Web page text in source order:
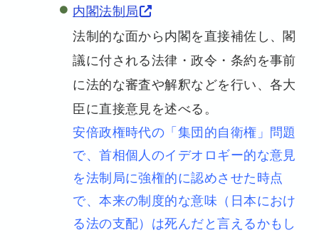
内閣法制局
法制的な面から内閣を直接補佐し、閣
議に付される法律・政令・条約を事前
に法的な審査や解釈などを行い、各大
臣に直接意見を述べる。
安倍政権時代の「集団的自衛権」問題
で、首相個人のイデオロギー的な意見
を法制局に強権的に認めさせた時点
で、本来の制度的な意味（日本におけ
る法の支配）は死んだと言えるかもし